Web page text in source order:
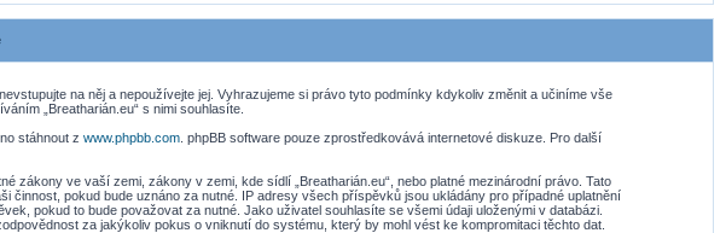
na něj a nepoužívejte jej. Vyhrazujeme si právo tyto podmínky kdykoliv změnit a učiníme vše
„Breatharián.eu“ s nimi souhlasíte.
stáhnout z www.phpbb.com . phpBB software pouze zprostředkovává internetové diskuze. Pro další
zákony ve vaší zemi, zákony v zemi, kde sídlí „Breatharián.eu“, nebo platné mezinárodní právo. Tato
pokud bude uznáno za nutné. IP adresy všech příspěvků jsou ukládány pro případné uplatnění
pokud to bude považovat za nutné. Jako uživatel souhlasíte se všemi údaji uloženými v databázi.
za jakýkoliv pokus o vniknutí do systému, který by mohl vést ke kompromitaci těchto dat.